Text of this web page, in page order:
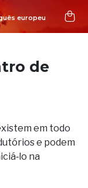
de
em todo
e podem
na